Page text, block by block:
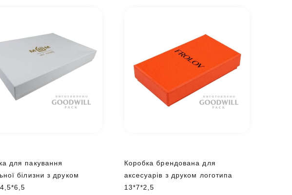
для пакування
білизни з друком
Коробка брендована для
аксесуарів з друком логотипа
13*7*2,5